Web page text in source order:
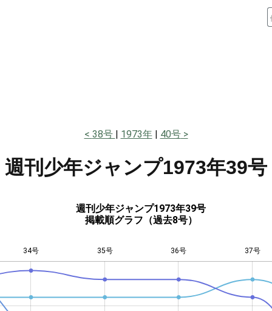
38号 1973年 40号
週刊少年ジャンプ1973年39号
週刊少年ジャンプ1973年39号
掲載順グラフ（過去8号）
34号 35号 36号 37号